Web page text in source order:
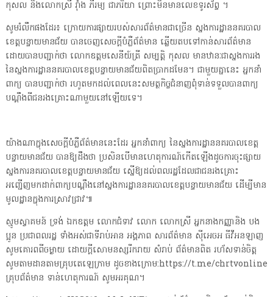
កុសល និងលោកស្រី រ៉ាំង ភីរម្យ ជាភរិយា ព្រោះមិនមានលេខទូរស័ព្ទ ។
សូមរំលឹកផងដែរ៖ ក្រោយការផ្សាយរបស់សារព័ត៌មានជាច្រើន ស្នងការដ្ឋាននគរបាល
ខេត្តបន្ទាយមានជ័យ បានចេញសេចក្តីបំភ្លឺព័ត៌មាន ឆ្លើយតបទៅកាន់សារព័ត៌មាន
ដោយបានបញ្ជាក់ថា លោកឧត្តមសេនីយ៍ត្រី សម្បត្តិ កុសល មានឋានៈជាស្នងការរង
នៃស្នងការដ្ឋាននគរបាលខេត្តបន្ទាយមានជ័យពិតប្រាកដមែន។ ជាមួយគ្នានេះ អ្នកនាំ
ពាក្យ បានបញ្ជាក់ថា រហូតមកដល់ពេលនេះសមត្ថកិច្ចជំនាញពុំទាន់ទទួលបានពាក្យ
បណ្ដឹងពីជនរងគ្រោះណាមួយនៅឡើយទេ។
យ៉ាងណាក្នុងសេចក្តីបំភ្លឺព័ត៌មាននេះដែរ អ្នកនាំពាក្យ នៃស្នងការដ្ឋាននគរបាលខេត្ត
បន្ទាយមានជ័យ បានឱ្យដឹងថា ប្រសិនបើមានហេតុការណ៍កើតឡើងដូចការចុះផ្សាយ
ស្នងការនគរបាលខេត្តបន្ទាយមានជ័យ ស្នើឱ្យដល់ពលរដ្ឋដែលជាជនរងគ្រោះ
អញ្ជើញមកដាក់ពាក្យបណ្ដឹងនៅស្នងការដ្ឋាននគរបាលខេត្តបន្ទាយមានជ័យ ដើម្បីមាន
មូលដ្ឋានក្នុងការស្រាវជ្រាវ៕
ស្មូមស្វាគមន៍ ទ្រង់ ឯកឧត្តម លោកជំទាវ លោក លោកស្រី អ្នកនាងកញ្ញានិង បង
ប្អូន ប្រជាពលរដ្ឋ ទាំងអស់ជាទីរាប់អាន អង្គភាព សារព័ត៌មាន ស៊ីអេចអ ធីវីអនឡាញ
សូមគោរពពីចម្ងាយ ដោយក្តីសោមនស្សរីករាយ សំរាប់ ព័ត៌មានពិត រហ័សទាន់ចិត្ត
សូមតាមដានតាមគ្រុបតេឡេក្រាម ដូចខាងក្រោម:https://t.me/chrtvonline
គ្រុបព័ត៌មាន ទាន់ហេតុការណ៍ សូមអរគុណ។